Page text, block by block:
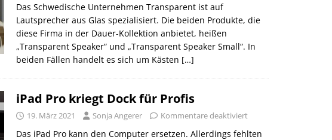
Das Schwedische Unternehmen Transparent ist auf
Lautsprecher aus Glas spezialisiert. Die beiden Produkte, die
diese Firma in der Dauer-Kollektion anbietet, heißen
„Transparent Speaker“ und „Transparent Speaker Small“. In
beiden Fällen handelt es sich um Kästen […]
iPad Pro kriegt Dock für Profis
19. März 2021 Sonja Angerer Kommentare deaktiviert
Das iPad Pro kann den Computer ersetzen. Allerdings fehlten